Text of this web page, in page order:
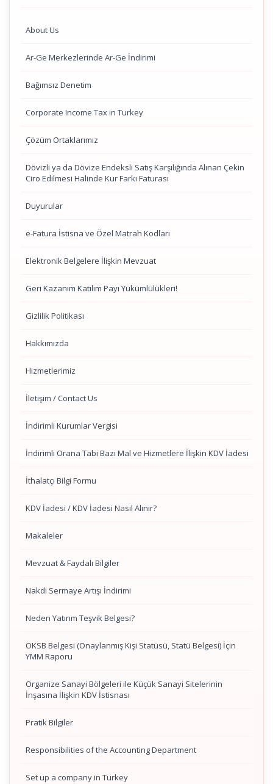
About Us
Ar-Ge Merkezlerinde Ar-Ge İndirimi
Bağımsız Denetim
Corporate Income Tax in Turkey
Çözüm Ortaklarımız
Dövizli ya da Dövize Endeksli Satış Karşılığında Alınan Çekin
Ciro Edilmesi Halinde Kur Farkı Faturası
Duyurular
e-Fatura İstisna ve Özel Matrah Kodları
Elektronik Belgelere İlişkin Mevzuat
Geri Kazanım Katılım Payı Yükümlülükleri!
Gizlilik Politikası
Hakkımızda
Hizmetlerimiz
İletişim / Contact Us
İndirimli Kurumlar Vergisi
İndirimli Orana Tabi Bazı Mal ve Hizmetlere İlişkin KDV İadesi
İthalatçı Bilgi Formu
KDV İadesi / KDV İadesi Nasıl Alınır?
Makaleler
Mevzuat & Faydalı Bilgiler
Nakdi Sermaye Artışı İndirimi
Neden Yatırım Teşvik Belgesi?
OKSB Belgesi (Onaylanmış Kişi Statüsü, Statü Belgesi) İçin
YMM Raporu
Organize Sanayi Bölgeleri ile Küçük Sanayi Sitelerinin
İnşasına İlişkin KDV İstisnası
Pratik Bilgiler
Responsibilities of the Accounting Department
Set up a company in Turkey